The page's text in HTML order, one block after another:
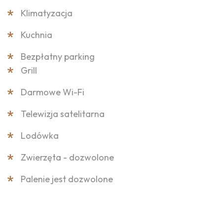
Klimatyzacja
Kuchnia
Bezpłatny parking
Grill
Darmowe Wi-Fi
Telewizja satelitarna
Lodówka
Zwierzęta - dozwolone
Palenie jest dozwolone